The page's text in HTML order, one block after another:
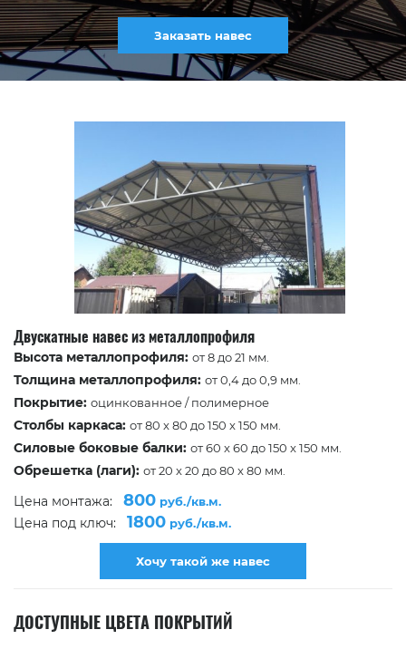
Заказать навес
Двускатные навес из металлопрофиля
Высота металлопрофиля: от 8 до 21 мм.
Толщина металлопрофиля: от 0,4 до 0,9 мм.
Покрытие: оцинкованное / полимерное
Столбы каркаса: от 80 x 80 до 150 x 150 мм.
Силовые боковые балки: от 60 x 60 до 150 x 150 мм.
Обрешетка (лаги): от 20 x 20 до 80 x 80 мм.
Цена монтажа: 800 руб./кв.м.
Цена под ключ: 1800 руб./кв.м.
Хочу такой же навес
ДОСТУПНЫЕ ЦВЕТА ПОКРЫТИЙ